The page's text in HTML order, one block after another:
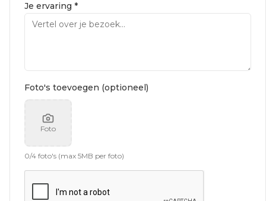
Je ervaring *
Foto's toevoegen (optioneel)
Foto
0/4 foto's (max 5MB per foto)